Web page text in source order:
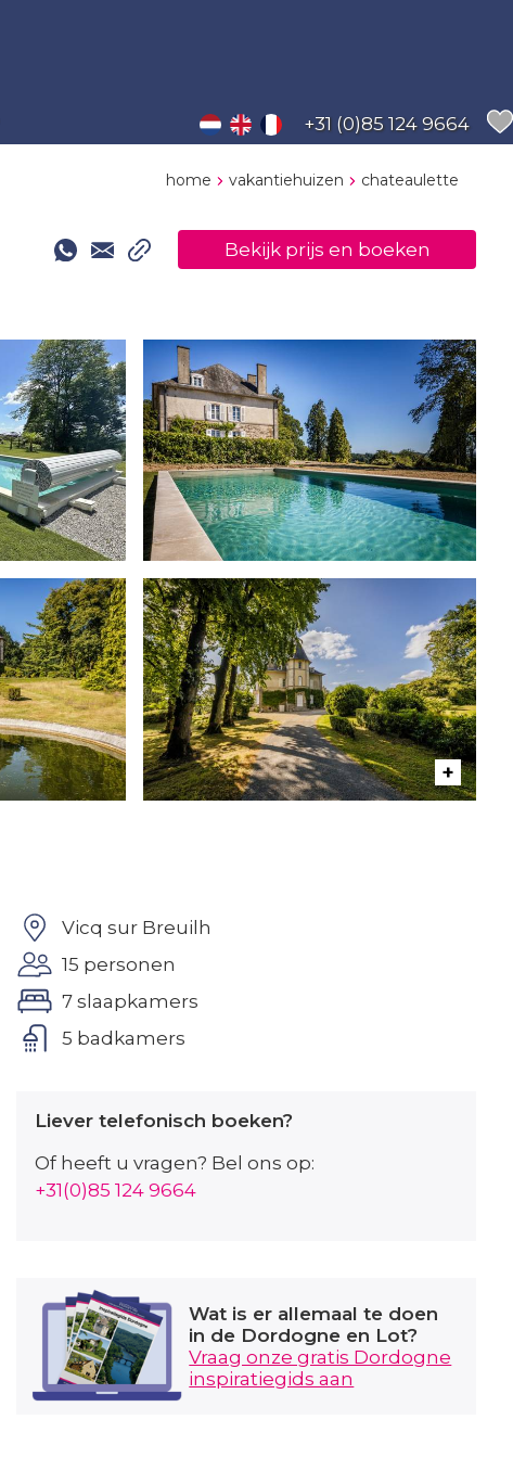
+31 (0)85 124 9664
home vakantiehuizen chateaulette
Bekijk prijs en boeken
Vicq sur Breuilh
15 personen
7 slaapkamers
5 badkamers
Liever telefonisch boeken?
Of heeft u vragen? Bel ons op:
+31(0)85 124 9664
Wat is er allemaal te doen
in de Dordogne en Lot?
Vraag onze gratis Dordogne
inspiratiegids aan